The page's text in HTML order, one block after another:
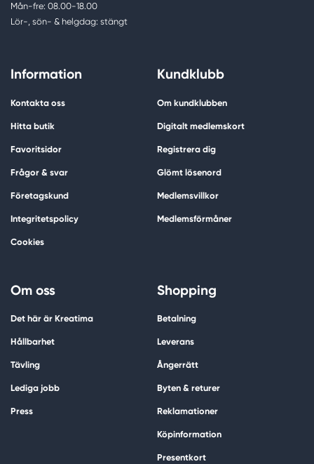
Mån-fre: 08.00-18.00
Lör-, sön- & helgdag: stängt
Information
Kontakta oss
Hitta butik
Favoritsidor
Frågor & svar
Företagskund
Integritetspolicy
Cookies
Kundklubb
Om kundklubben
Digitalt medlemskort
Registrera dig
Glömt lösenord
Medlemsvillkor
Medlemsförmåner
Om oss
Det här är Kreatima
Hållbarhet
Tävling
Lediga jobb
Press
Shopping
Betalning
Leverans
Ångerrätt
Byten & returer
Reklamationer
Köpinformation
Presentkort